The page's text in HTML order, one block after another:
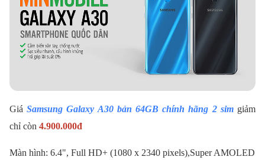
GiáSamsung Galaxy A30 bản 64GB chính hãng 2 simgiảm
chỉ còn 4.900.000đ
Màn hình: 6.4", Full HD+ (1080 x 2340 pixels),Super AMOLED